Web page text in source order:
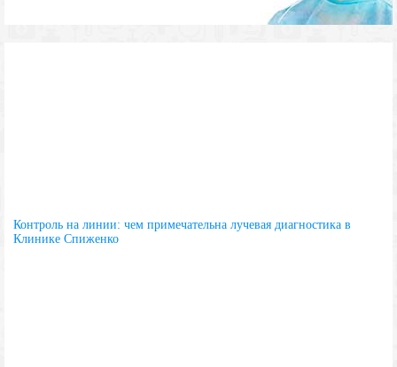
Контроль на линии: чем примечательна лучевая диагностика в
Клинике Спиженко